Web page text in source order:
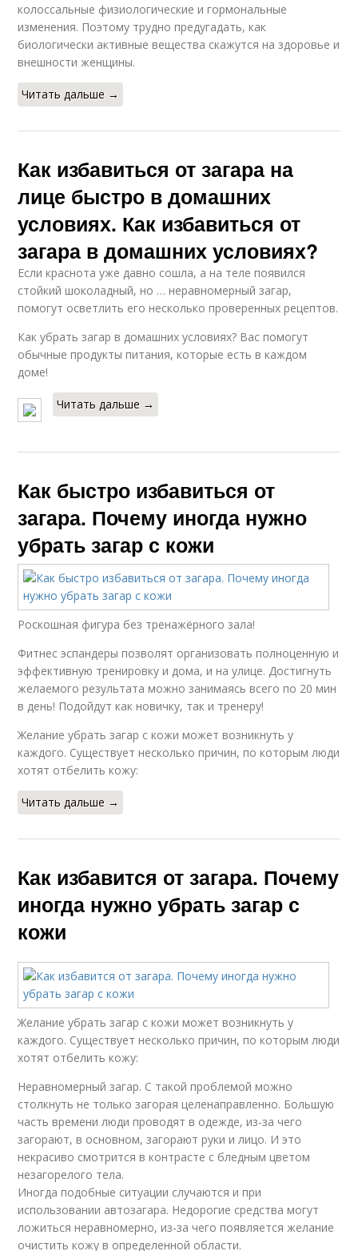
колоссальные физиологические и гормональные
изменения. Поэтому трудно предугадать, как
биологически активные вещества скажутся на здоровье и
внешности женщины.
Читать дальше →
Как избавиться от загара на
лице быстро в домашних
условиях. Как избавиться от
загара в домашних условиях?
Если краснота уже давно сошла, а на теле появился
стойкий шоколадный, но … неравномерный загар,
помогут осветлить его несколько проверенных рецептов.
Как убрать загар в домашних условиях? Вас помогут
обычные продукты питания, которые есть в каждом
доме!
Читать дальше →
Как быстро избавиться от
загара. Почему иногда нужно
убрать загар с кожи
Роскошная фигура без тренажёрного зала!
Фитнес эспандеры позволят организовать полноценную и
эффективную тренировку и дома, и на улице. Достигнуть
желаемого результата можно занимаясь всего по 20 мин
в день! Подойдут как новичку, так и тренеру!
Желание убрать загар с кожи может возникнуть у
каждого. Существует несколько причин, по которым люди
хотят отбелить кожу:
Читать дальше →
Как избавится от загара. Почему
иногда нужно убрать загар с
кожи
Желание убрать загар с кожи может возникнуть у
каждого. Существует несколько причин, по которым люди
хотят отбелить кожу:
Неравномерный загар. С такой проблемой можно
столкнуть не только загорая целенаправленно. Большую
часть времени люди проводят в одежде, из-за чего
загорают, в основном, загорают руки и лицо. И это
некрасиво смотрится в контрасте с бледным цветом
незагорелого тела.
Иногда подобные ситуации случаются и при
использовании автозагара. Недорогие средства могут
ложиться неравномерно, из-за чего появляется желание
очистить кожу в определенной области.